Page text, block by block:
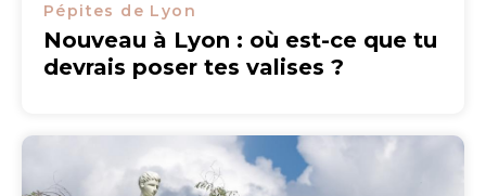
Pépites de Lyon
Nouveau à Lyon : où est-ce que tu
devrais poser tes valises ?